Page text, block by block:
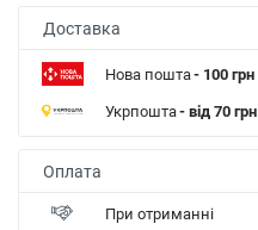
Доставка
Нова пошта- 100 грн
Укрпошта- від 70 грн
Оплата
При отриманні